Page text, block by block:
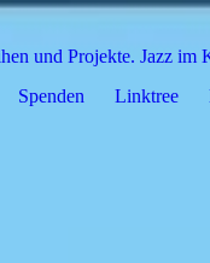
und Projekte. Jazz im
Spenden Linktree